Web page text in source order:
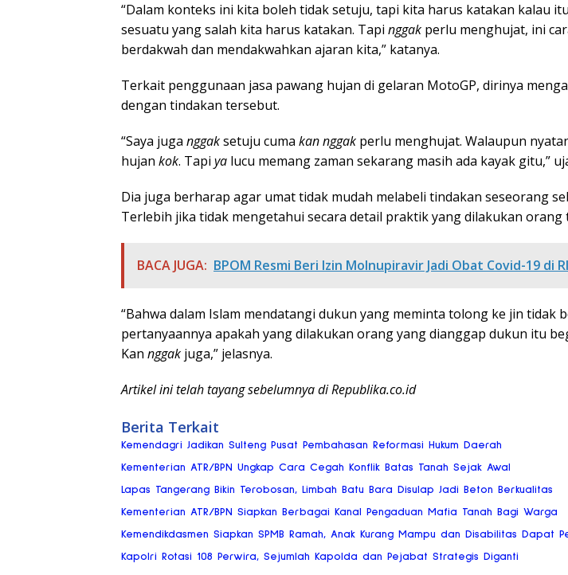
“Dalam konteks ini kita boleh tidak setuju, tapi kita harus katakan kalau
sesuatu yang salah kita harus katakan. Tapi nggak perlu menghujat, ini
berdakwah dan mendakwahkan ajaran kita,” katanya.
Terkait penggunaan jasa pawang hujan di gelaran MotoGP, dirinya
dengan tindakan tersebut.
“Saya juga nggaksetuju cuma kan nggak perlu menghujat. Walaupun
hujan kok. Tapi ya lucu memang zaman sekarang masih ada kayak gitu,”
Dia juga berharap agar umat tidak mudah melabeli tindakan seseorang
Terlebih jika tidak mengetahui secara detail praktik yang dilakukan orang
BACA JUGA: BPOM Resmi Beri Izin Molnupiravir Jadi Obat Covid-19 di RI
“Bahwa dalam Islam mendatangi dukun yang meminta tolong ke jin tidak
pertanyaannya apakah yang dilakukan orang yang dianggap dukun itu
Kan nggak juga,” jelasnya.
Artikel ini telah tayang sebelumnya di Republika.co.id
Berita Terkait
Kemendagri Jadikan Sulteng Pusat Pembahasan Reformasi Hukum Daerah
Kementerian ATR/BPN Ungkap Cara Cegah Konflik Batas Tanah Sejak Awal
Lapas Tangerang Bikin Terobosan, Limbah Batu Bara Disulap Jadi Beton Berkualitas
Kementerian ATR/BPN Siapkan Berbagai Kanal Pengaduan Mafia Tanah Bagi Warga
Kemendikdasmen Siapkan SPMB Ramah, Anak Kurang Mampu dan Disabilitas Dapat
Kapolri Rotasi 108 Perwira, Sejumlah Kapolda dan Pejabat Strategis Diganti